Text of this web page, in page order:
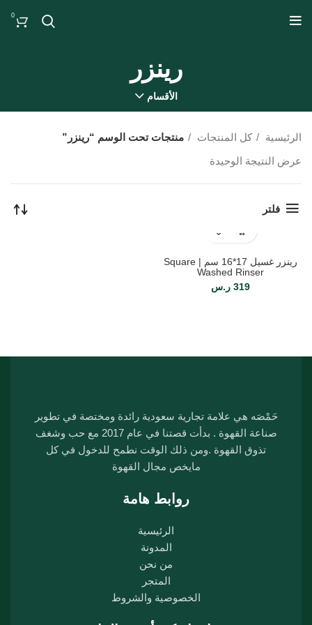
0
رينزر
الأقسام
الرئيسية كل المنتجات
منتجات تحت الوسم “رينزر”
عرض النتيجة الوحيدة
فلتر
رينزر غسيل 17*16 سم | Square
Washed Rinser
319 ر.س
حَمْصَه هي علامة تجارية سعودية رائدة ومختصة في تطوير
صناعة القهوة . بدأت قصتنا في عام 2017 مع حب وشغف
تذوق القهوة .ومن ذلك الوقت نطمح للدخول في كل
مايخص مجال القهوة
روابط هامة
الرئيسية
المدونة
من نحن
المتجر
الخصوصية والشروط